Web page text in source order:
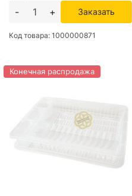
- + Заказать
Код товара: 1000000871
Конечная распродажа